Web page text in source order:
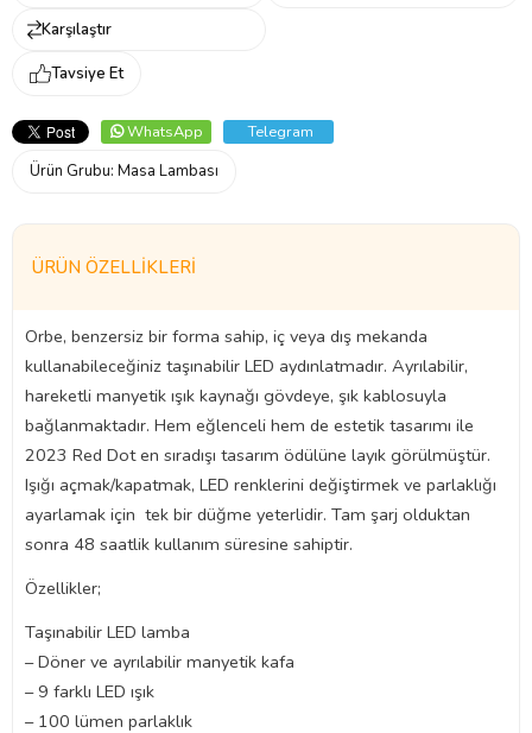
Karşılaştır
Tavsiye Et
WhatsApp
Telegram
Ürün Grubu: Masa Lambası
ÜRÜN ÖZELLIKLERI
Orbe, benzersiz bir forma sahip, iç veya dış mekanda
kullanabileceğiniz taşınabilir LED aydınlatmadır. Ayrılabilir,
hareketli manyetik ışık kaynağı gövdeye, şık kablosuyla
bağlanmaktadır. Hem eğlenceli hem de estetik tasarımı ile
2023 Red Dot en sıradışı tasarım ödülüne layık görülmüştür.
Işığı açmak/kapatmak, LED renklerini değiştirmek ve parlaklığı
ayarlamak için tek bir düğme yeterlidir. Tam şarj olduktan
sonra 48 saatlik kullanım süresine sahiptir.
Özellikler;
Taşınabilir LED lamba
– Döner ve ayrılabilir manyetik kafa
– 9 farklı LED ışık
– 100 lümen parlaklık